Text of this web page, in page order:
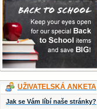
UŽIVATELSKÁ ANKETA
Jak se Vám líbí naše stránky?